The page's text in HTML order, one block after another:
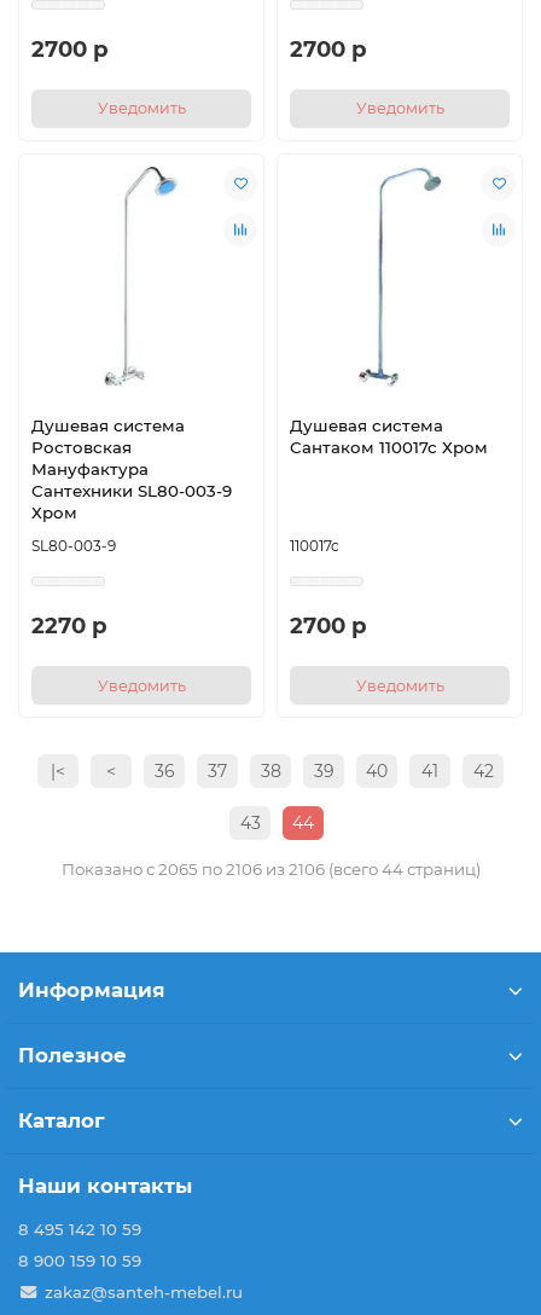
2700 р
Уведомить
2700 р
Уведомить
Душевая система
Ростовская
Мануфактура
Сантехники SL80-003-9
Хром
SL80-003-9
2270 р
Уведомить
Душевая система
Сантаком 110017с Хром
110017с
2700 р
Уведомить
|< < 36 37 38 39 40 41 42
43 44
Показано с 2065 по 2106 из 2106 (всего 44 страниц)
Информация
Полезное
Каталог
Наши контакты
8 495 142 10 59
8 900 159 10 59
zakaz@santeh-mebel.ru